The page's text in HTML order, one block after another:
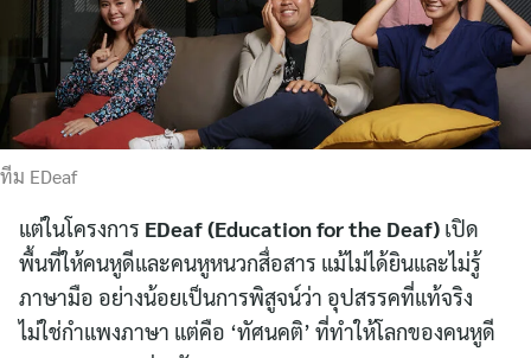
ทีม EDeaf
แต่ในโครงการ EDeaf (Education for the Deaf) เปิด
พื้นที่ให้คนหูดีและคนหูหนวกสื่อสาร แม้ไม่ได้ยินและไม่รู้
ภาษามือ อย่างน้อยเป็นการพิสูจน์ว่า อุปสรรคที่แท้จริง
ไม่ใช่กำแพงภาษา แต่คือ ‘ทัศนคติ’ ที่ทำให้โลกของคนหูดี